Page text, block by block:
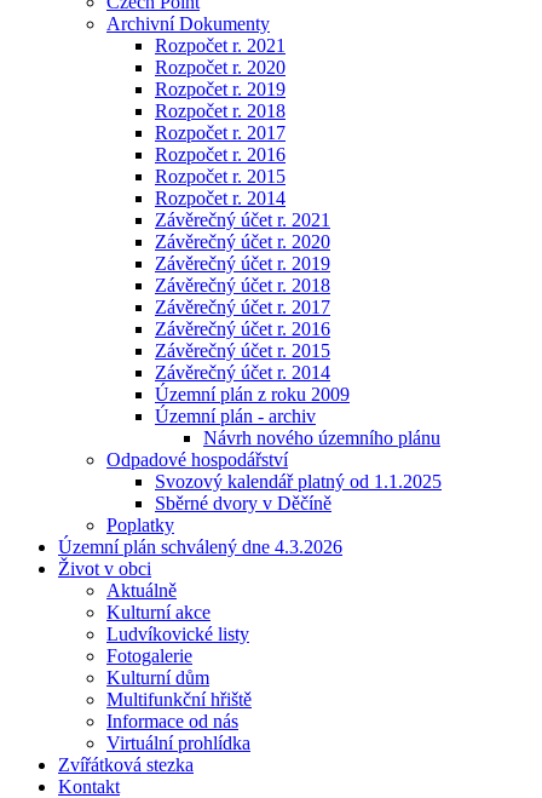
Archivní Dokumenty
Rozpočet r. 2021
Rozpočet r. 2020
Rozpočet r. 2019
Rozpočet r. 2018
Rozpočet r. 2017
Rozpočet r. 2016
Rozpočet r. 2015
Rozpočet r. 2014
Závěrečný účet r. 2021
Závěrečný účet r. 2020
Závěrečný účet r. 2019
Závěrečný účet r. 2018
Závěrečný účet r. 2017
Závěrečný účet r. 2016
Závěrečný účet r. 2015
Závěrečný účet r. 2014
Územní plán z roku 2009
Územní plán - archiv
Návrh nového územního plánu
Odpadové hospodářství
Svozový kalendář platný od 1.1.2025
Sběrné dvory v Děčíně
Poplatky
Územní plán schválený dne 4.3.2026
Život v obci
Aktuálně
Kulturní akce
Ludvíkovické listy
Fotogalerie
Kulturní dům
Multifunkční hřiště
Informace od nás
Virtuální prohlídka
Zvířátková stezka
Kontakt